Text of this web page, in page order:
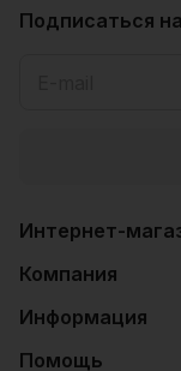
Подписаться
Интернет-
Компания
Информация
Помощь